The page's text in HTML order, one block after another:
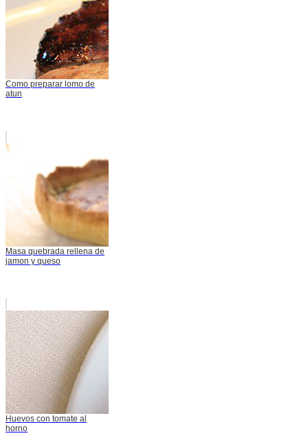
Como preparar lomo de
atun
Masa quebrada rellena de
jamon y queso
Huevos con tomate al
horno